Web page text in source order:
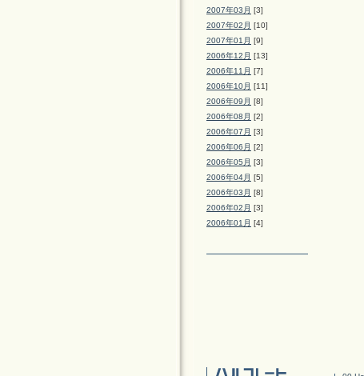
2007年03月 [3]
2007年02月 [10]
2007年01月 [9]
2006年12月 [13]
2006年11月 [7]
2006年10月 [11]
2006年09月 [8]
2006年08月 [2]
2006年07月 [3]
2006年06月 [2]
2006年05月 [3]
2006年04月 [5]
2006年03月 [8]
2006年02月 [3]
2006年01月 [4]